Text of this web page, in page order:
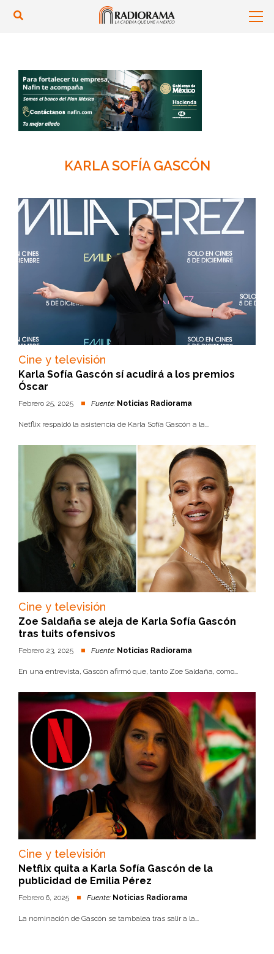
KARLA SOFÍA GASCÓN
Cine y televisión
Karla Sofía Gascón sí acudirá a los premios
Óscar
Febrero 25, 2025 Fuente: Noticias Radiorama
Netflix respaldó la asistencia de Karla Sofía Gascón a la...
Cine y televisión
Zoe Saldaña se aleja de Karla Sofía Gascón
tras tuits ofensivos
Febrero 23, 2025 Fuente: Noticias Radiorama
En una entrevista, Gascón afirmó que, tanto Zoe Saldaña, como...
Cine y televisión
Netflix quita a Karla Sofía Gascón de la
publicidad de Emilia Pérez
Febrero 6, 2025 Fuente: Noticias Radiorama
La nominación de Gascón se tambalea tras salir a la...